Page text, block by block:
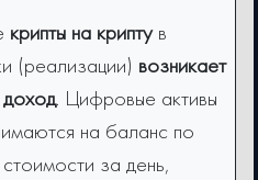
крипты на криптув
(реализации) возникает
. Цифровые активы
на баланс по
за день,